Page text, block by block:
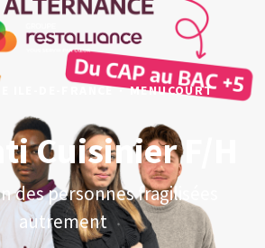
ILE-DE-FRANCE · MENUCOURT
Cuisinier F/H
des personnes fragilisées
autrement